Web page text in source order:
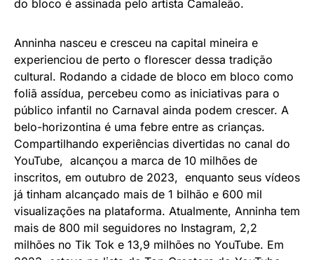
do bloco é assinada pelo artista Camaleão.
Anninha nasceu e cresceu na capital mineira e
experienciou de perto o florescer dessa tradição
cultural. Rodando a cidade de bloco em bloco como
foliã assídua, percebeu como as iniciativas para o
público infantil no Carnaval ainda podem crescer. A
belo-horizontina é uma febre entre as crianças.
Compartilhando experiências divertidas no canal do
YouTube, alcançou a marca de 10 milhões de
inscritos, em outubro de 2023, enquanto seus vídeos
já tinham alcançado mais de 1 bilhão e 600 mil
visualizações na plataforma. Atualmente, Anninha tem
mais de 800 mil seguidores no Instagram, 2,2
milhões no Tik Tok e 13,9 milhões no YouTube. Em